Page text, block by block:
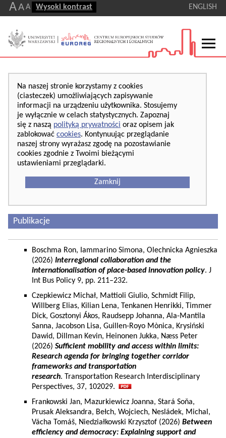
AA A Wysoki kontrast ENGLISH
Na naszej stronie korzystamy z cookies
(ciasteczek) umożliwiających zapisywanie
informacji na urządzeniu użytkownika. Stosujemy
je wyłącznie w celach statystycznych. Zapoznaj
się z naszą polityką prywatności oraz opisem jak
zablokować cookies. Kontynuując przeglądanie
naszej strony wyrażasz zgodę na pozostawianie
cookies zgodnie z Twoimi bieżącymi
ustawieniami przeglądarki.
Zamknij
Publikacje
Boschma Ron, Iammarino Simona, Olechnicka Agnieszka
(2026) Interregional collaboration and the
internationalisation of place-based innovation policy. J
Int Bus Policy 9, pp. 211–232.
Czepkiewicz Michał, Mattioli Giulio, Schmidt Filip,
Willberg Elias, Kilian Lena, Tenkanen Henrikki, Timmer
Dick, Gosztonyi Ákos, Raudsepp Johanna, Ala-Mantila
Sanna, Jacobson Lisa, Guillen-Royo Mònica, Krysiński
Dawid, Dillman Kevin, Heinonen Jukka, Næss Peter
(2026) Sufficient mobility and access within limits:
Research agenda for bringing together corridor
frameworks and transportation
research. Transportation Research Interdisciplinary
Perspectives, 37, 102029.
Frankowski Jan, Mazurkiewicz Joanna, Stará Soňa,
Prusak Aleksandra, Bełch, Wojciech, Nesládek, Michal,
Vácha Tomáš, Niedziałkowski Krzysztof (2026) Between
efficiency and democracy: Explaining support and